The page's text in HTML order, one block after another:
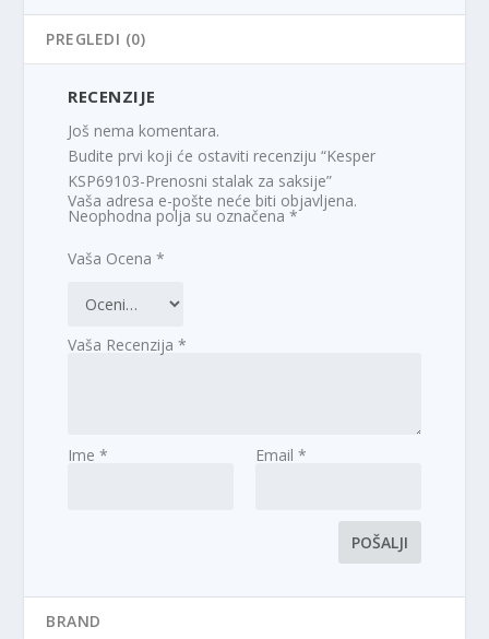
PREGLEDI (0)
RECENZIJE
Još nema komentara.
Budite prvi koji će ostaviti recenziju “Kesper
KSP69103-Prenosni stalak za saksije”
Vaša adresa e-pošte neće biti objavljena.
Neophodna polja su označena*
Vaša Ocena*
Vaša Recenzija*
Ime* Email *
BRAND